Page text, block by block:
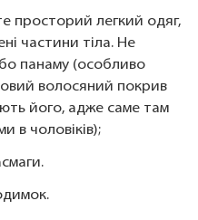
просторий легкий одяг,
частини тіла. Не
панаму (особливо
волосяний покрив
його, адже саме там
в чоловіків);